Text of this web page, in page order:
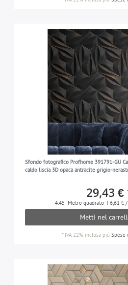
Sfondo fotografico Profhome 391791-GU
caldo liscia 3D opaca antracite grigio-
29,43
4.45 Metro quadrato | 6,61 €
Metti nel
* IVA 22% inclusapiù Spese